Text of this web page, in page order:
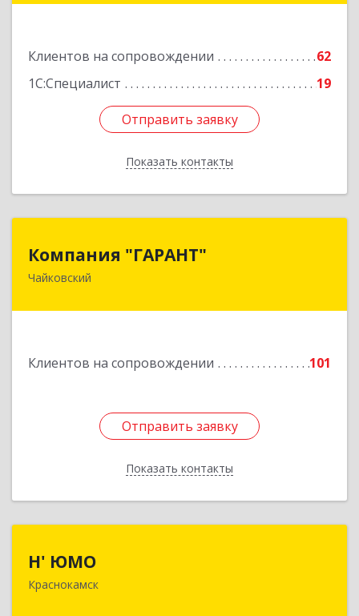
Клиентов на сопровождении
62
1С:Специалист
19
Отправить заявку
Показать контакты
Отправить заявку
Назад
Компания "ГАРАНТ"
Чайковский
Клиентов на сопровождении 101
Отправить заявку
Показать контакты
617760, Пермский край, Чайковский г, Карла
Отправить заявку
Назад
Н' ЮМО
Краснокамск
617060, Пермский край, Краснокамский р-н,